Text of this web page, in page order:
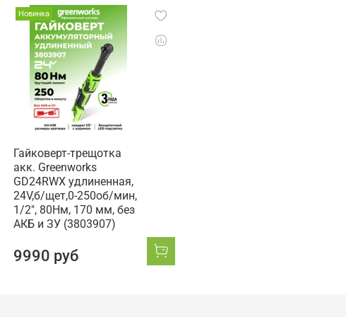
Новинка
Гайковерт-трещотка
акк. Greenworks
GD24RWX удлиненная,
24V,б/щет,0-250об/мин,
1/2", 80Нм, 170 мм, без
АКБ и ЗУ (3803907)
9990 руб